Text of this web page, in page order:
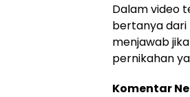
Dalam video
bertanya dari
menjawab
pernikahan
Komentar